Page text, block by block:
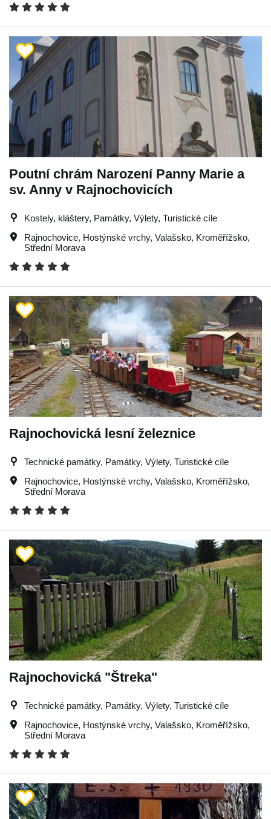
Poutní chrám Narození Panny Marie a
sv. Anny v Rajnochovicích
Kostely, kláštery, Památky, Výlety, Turistické cíle
Rajnochovice, Hostýnské vrchy, Valašsko, Kroměřížsko,
Střední Morava
Rajnochovická lesní železnice
Technické památky, Památky, Výlety, Turistické cíle
Rajnochovice, Hostýnské vrchy, Valašsko, Kroměřížsko,
Střední Morava
Rajnochovická "Štreka"
Technické památky, Památky, Výlety, Turistické cíle
Rajnochovice, Hostýnské vrchy, Valašsko, Kroměřížsko,
Střední Morava